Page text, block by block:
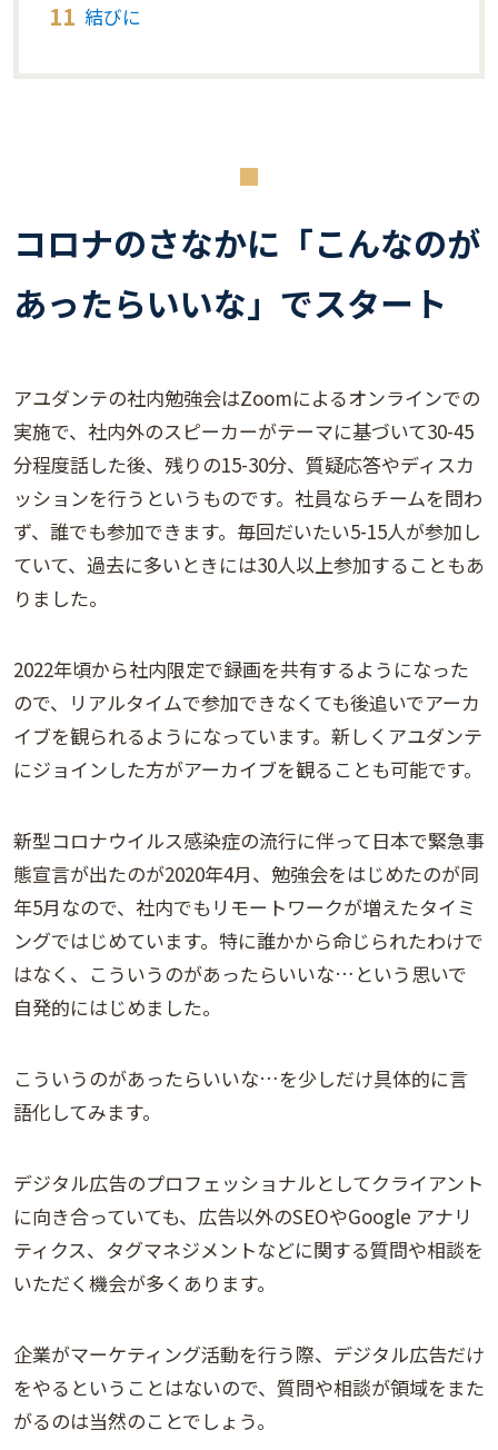
結びに
コロナのさなかに「こんなのが
あったらいいな」でスタート
アユダンテの社内勉強会はZoomによるオンラインでの
実施で、社内外のスピーカーがテーマに基づいて30-45
分程度話した後、残りの15-30分、質疑応答やディスカ
ッションを行うというものです。社員ならチームを問わ
ず、誰でも参加できます。毎回だいたい5-15人が参加し
ていて、過去に多いときには30人以上参加することもあ
りました。
2022年頃から社内限定で録画を共有するようになった
ので、リアルタイムで参加できなくても後追いでアーカ
イブを観られるようになっています。新しくアユダンテ
にジョインした方がアーカイブを観ることも可能です。
新型コロナウイルス感染症の流行に伴って日本で緊急事
態宣言が出たのが2020年4月、勉強会をはじめたのが同
年5月なので、社内でもリモートワークが増えたタイミ
ングではじめています。特に誰かから命じられたわけで
はなく、こういうのがあったらいいな…という思いで
自発的にはじめました。
こういうのがあったらいいな…を少しだけ具体的に言
語化してみます。
デジタル広告のプロフェッショナルとしてクライアント
に向き合っていても、広告以外のSEOやGoogle アナリ
ティクス、タグマネジメントなどに関する質問や相談を
いただく機会が多くあります。
企業がマーケティング活動を行う際、デジタル広告だけ
をやるということはないので、質問や相談が領域をまた
がるのは当然のことでしょう。